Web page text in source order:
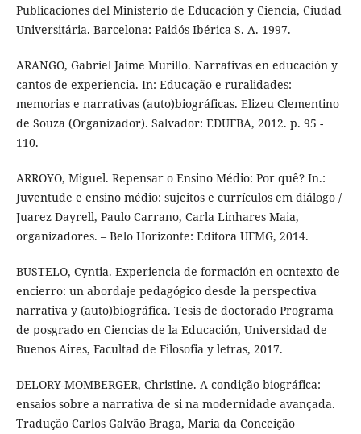
Publicaciones del Ministerio de Educación y Ciencia, Ciudad
Universitária. Barcelona: Paidós Ibérica S. A. 1997.
ARANGO, Gabriel Jaime Murillo. Narrativas en educación y
cantos de experiencia. In: Educação e ruralidades:
memorias e narrativas (auto)biográficas. Elizeu Clementino
de Souza (Organizador). Salvador: EDUFBA, 2012. p. 95 -
110.
ARROYO, Miguel. Repensar o Ensino Médio: Por quê? In.:
Juventude e ensino médio: sujeitos e currículos em diálogo /
Juarez Dayrell, Paulo Carrano, Carla Linhares Maia,
organizadores. – Belo Horizonte: Editora UFMG, 2014.
BUSTELO, Cyntia. Experiencia de formación en ocntexto de
encierro: un abordaje pedagógico desde la perspectiva
narrativa y (auto)biográfica. Tesis de doctorado Programa
de posgrado en Ciencias de la Educación, Universidad de
Buenos Aires, Facultad de Filosofia y letras, 2017.
DELORY-MOMBERGER, Christine. A condição biográfica:
ensaios sobre a narrativa de si na modernidade avançada.
Tradução Carlos Galvão Braga, Maria da Conceição